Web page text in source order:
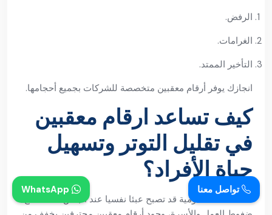
الرفض.
الغرامات.
التأخير الممتد.
انجازك يوفر أرقام معقبين متخصصة للشركات بجميع أحجامها.
كيف تساعد ارقام معقبين
في تقليل التوتر وتسهيل
حياة الأفراد؟
المعاملات الحكومية قد تصبح عبئا نفسيا عند البعض، خاصة مع
تواصل معنا